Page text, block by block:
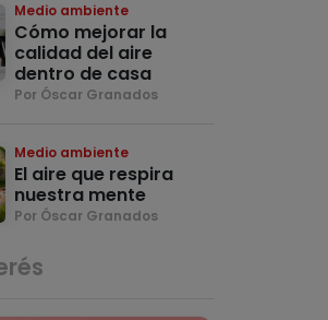
Medio ambiente
Cómo mejorar la
calidad del aire
dentro de casa
Por Óscar Granados
Medio ambiente
El aire que respira
nuestra mente
Por Óscar Granados